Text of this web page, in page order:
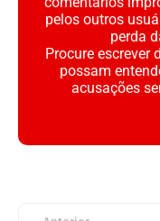
pelos outros
perda
Procure escrever
possam
acusações